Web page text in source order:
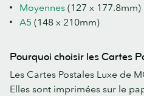
Moyennes (127 x 177.8mm)
A5 (148 x 210mm)
Pourquoi choisir les Cartes
Les Cartes Postales Luxe de
Elles sont imprimées sur le